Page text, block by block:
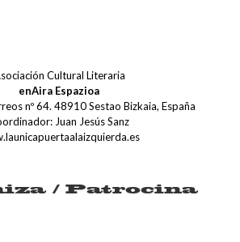
Cultural Literaria
enAira Espazioa
nº 64. 48910 Sestao Bizkaia, España
Juan Jesús Sanz
/ Patrocina